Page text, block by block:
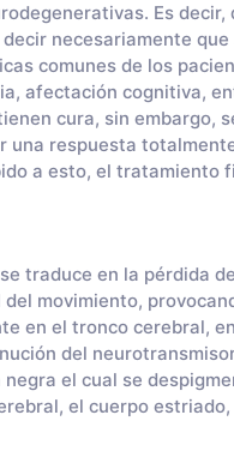
Es decir,
necesariamente
comunes de los
afectación cognitiva,
cura, sin embargo,
una respuesta
a esto, el tratamiento
traduce en la pérdida
movimiento,
en el tronco cerebral,
del
el cual se
el cuerpo